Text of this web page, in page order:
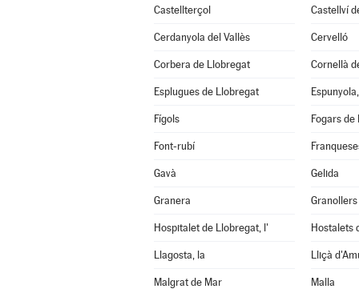
Castellterçol Castellví
Cerdanyola del Vallès Cervelló
Corbera de Llobregat Cornellà
Esplugues de Llobregat
Fígols Fogars de
Font-rubí
Gavà Gelida
Granera Granollers
Hospitalet de Llobregat, l' Hostalets
Llagosta, la Lliçà
Malgrat de Mar Malla